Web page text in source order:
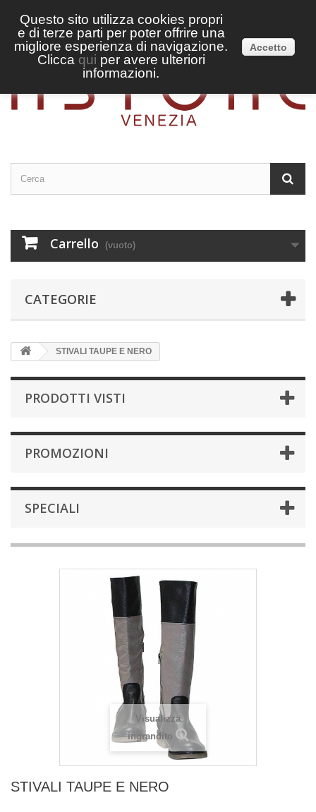
Accedi
Italiano
Carrello (vuoto)
CATEGORIE
STIVALI TAUPE E NERO
PRODOTTI VISTI
PROMOZIONI
SPECIALI
Visualizza
ingrandito
STIVALI TAUPE E NERO
Questo sito utilizza cookies propri
e di terze parti per poter offrire una
migliore esperienza di navigazione.
Clicca qui per avere ulteriori
informazioni.
Accetto